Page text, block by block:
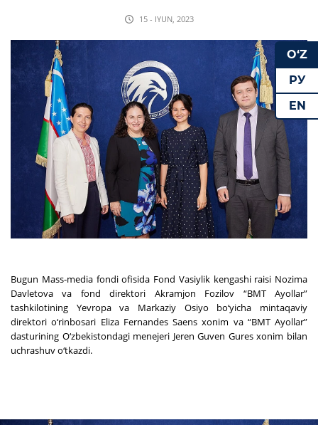
15 - IYUN, 2023
Bugun Mass-media fondi ofisida Fond Vasiylik kengashi raisi Nozima
Davletova va fond direktori Akramjon Fozilov “BMT Ayollar”
tashkilotining Yevropa va Markaziy Osiyo bo‘yicha mintaqaviy
direktori o‘rinbosari Eliza Fernandes Saens xonim va “BMT Ayollar”
dasturining O‘zbekistondagi menejeri Jeren Guven Gures xonim bilan
uchrashuv o‘tkazdi.
O‘Z
РУ
EN